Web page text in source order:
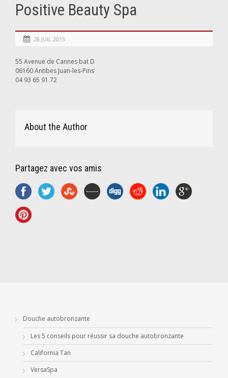
Positive Beauty Spa
28 JUIL 2013
55 Avenue de Cannes bat D
06160 Antibes Juan-les-Pins
04 93 65 91 72
About the Author
Partagez avec vos amis
Douche autobronzante
Les 5 conseils pour réussir sa douche autobronzante
California Tan
VersaSpa